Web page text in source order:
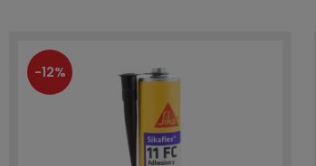
-12%